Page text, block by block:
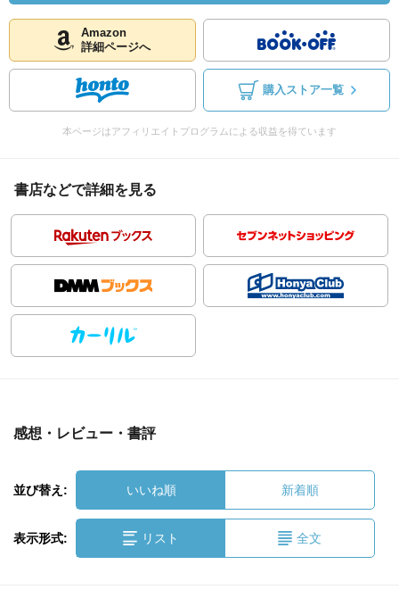
Amazon
詳細ページへ
購入ストア一覧
本ページはアフィリエイトプログラムによる収益を得ています
書店などで詳細を見る
感想・レビュー・書評
並び替え: いいね順 新着順
表示形式: リスト 全文